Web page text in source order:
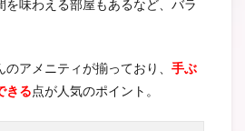
を味わえる部屋もあるなど、バラ
アメニティが揃っており、 手ぶ
きる点が人気のポイント。